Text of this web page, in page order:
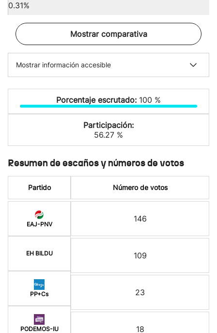
0.31%
Mostrar comparativa
Mostrar información accesible
Porcentaje escrutado: 100 %
Participación:
56.27 %
Resumen de escaños y números de votos
Partido
EAJ-PNV
EH BILDU
PP+Cs
PODEMOS-IU
Número de votos
146
109
23
18